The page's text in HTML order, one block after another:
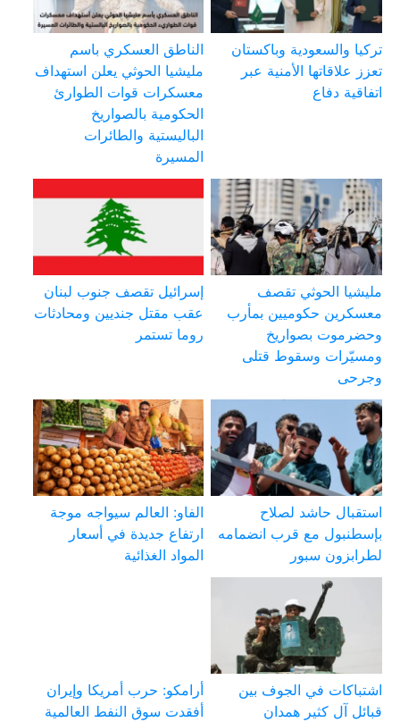
تركيا والسعودية وباكستان
تعزز علاقاتها الأمنية عبر
اتفاقية دفاع
الناطق العسكري باسم
مليشيا الحوثي يعلن استهداف
معسكرات قوات الطوارئ
الحكومية بالصواريخ
الباليستية والطائرات
المسيرة
مليشيا الحوثي تقصف
معسكرين حكوميين بمأرب
وحضرموت بصواريخ
ومسيّرات وسقوط قتلى
وجرحى
إسرائيل تقصف جنوب لبنان
عقب مقتل جنديين ومحادثات
روما تستمر
استقبال حاشد لصلاح
بإسطنبول مع قرب انضمامه
لطرابزون سبور
الفاو: العالم سيواجه موجة
ارتفاع جديدة في أسعار
المواد الغذائية
اشتباكات في الجوف بين
قبائل آل كثير همدان
أرامكو: حرب أمريكا وإيران
أفقدت سوق النفط العالمية